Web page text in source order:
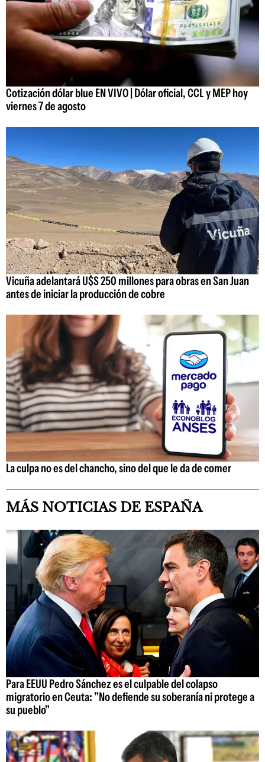
Cotización dólar blue EN VIVO | Dólar oficial, CCL y MEP hoy
viernes 7 de agosto
Vicuña adelantará U$S 250 millones para obras en San Juan
antes de iniciar la producción de cobre
La culpa no es del chancho, sino del que le da de comer
MÁS NOTICIAS DE ESPAÑA
Para EEUU Pedro Sánchez es el culpable del colapso
migratorio en Ceuta: "No defiende su soberanía ni protege a
su pueblo"